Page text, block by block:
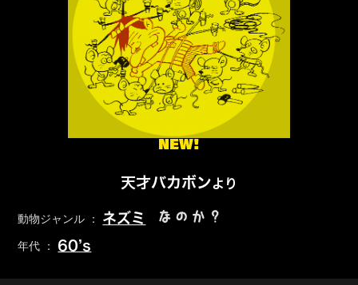
NEW!
天才バカボンより
動物ジャンル ： ネズミ なのか？
年代 ： 60’s